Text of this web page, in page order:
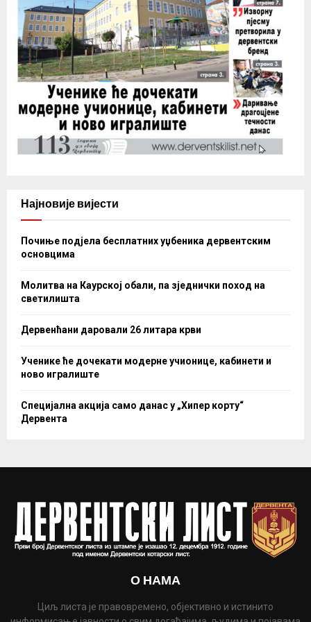
Најновије вијести
Почиње подјела бесплатних уџбеника дервентским
основцима
Молитва на Каурској обали, па зједнички поход на
светилишта
Дервенћани даровали 26 литара крви
Ученике ће дочекати модерне учионице, кабинети и
ново игралиште
Специјална акција само данас у „Хипер корту“
Дервента
О НАМА
Циљ листа је правовремено, објективно и истинито